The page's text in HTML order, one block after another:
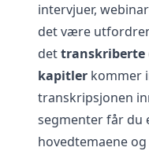
intervjuer,
det være
dettranskriberte
kapitler kommer
transkripsjonen
segmenter får du
hovedtemaene